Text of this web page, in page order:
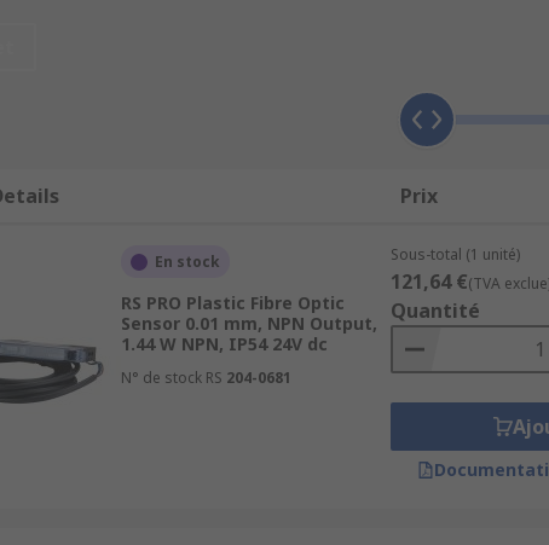
of a fibre-optic cable connected to a remote sensor, or
cable is the mechanical component that transports
applications. In mechanical properties testing,
velocity, pressure, temperature and
of which include:
Prix
En stock
RS PRO Plastic Fibre Optic
Sensor 0.01 mm, NPN Output,
1.44 W NPN, IP54 24V dc
N° de stock RS 204-0681
Sous-total (1 unité)
121,64 €(TVA
Quantité